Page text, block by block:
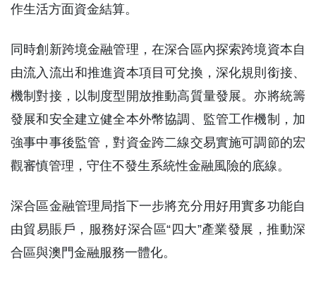
作生活方面資金結算。
同時創新跨境金融管理，在深合區內探索跨境資本自
由流入流出和推進資本項目可兌換，深化規則銜接、
機制對接，以制度型開放推動高質量發展。亦將統籌
發展和安全建立健全本外幣協調、監管工作機制，加
強事中事後監管，對資金跨二線交易實施可調節的宏
觀審慎管理，守住不發生系統性金融風險的底線。
深合區金融管理局指下一步將充分用好用實多功能自
由貿易賬戶，服務好深合區“四大”產業發展，推動深
合區與澳門金融服務一體化。